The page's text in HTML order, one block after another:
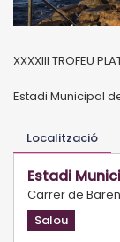
XXXXIII TROFEU
Estadi Municipal
Localització
Estadi
Carrer de
Salou